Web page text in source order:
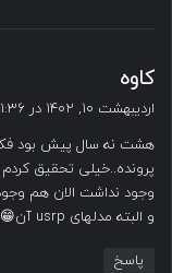
کاوه
ف
اردیبهشت ۱۰, ۱۴۰۲ در ۱:۳۶ قبل از ظهر
پرونده..خیلی تحقیق کردم
و البته مدلهای usrp آن😁
پاسخ